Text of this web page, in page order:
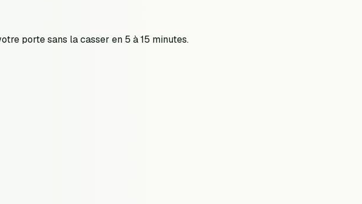
porte sans la casser en 5 à 15 minutes.